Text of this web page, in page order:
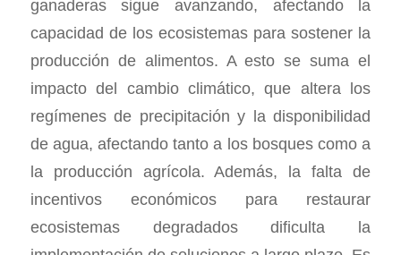
ganaderas sigue avanzando, afectando la
capacidad de los ecosistemas para sostener la
producción de alimentos. A esto se suma el
impacto del cambio climático, que altera los
regímenes de precipitación y la disponibilidad
de agua, afectando tanto a los bosques como a
la producción agrícola. Además, la falta de
incentivos económicos para restaurar
ecosistemas degradados dificulta la